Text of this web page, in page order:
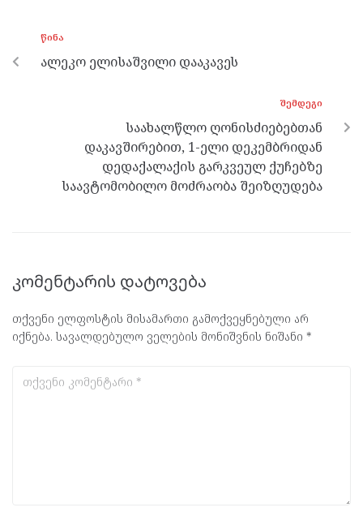
o
o
k
er m p
p
ᲬᲘᲜᲐ
ალეკო ელისაშვილი დააკავეს
ᲨᲔᲛᲓᲔᲒᲘ
საახალწლო ღონისძიებებთან
დაკავშირებით, 1-ელი დეკემბრიდან
დედაქალაქის გარკვეულ ქუჩებზე
საავტომობილო მოძრაობა შეიზღუდება
კომენტარის დატოვება
თქვენი ელფოსტის მისამართი გამოქვეყნებული არ
იქნება. სავალდებულო ველების მონიშვნის ნიშანი *